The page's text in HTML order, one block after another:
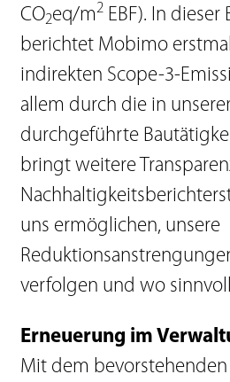
CO2eq/m2 EBF). In
berichtet Mobimo
indirekten Scope-3-
allem durch die in
durchgeführte
bringt weitere
uns ermöglichen, unsere
verfolgen und wo
Erneuerung im
Mit dem